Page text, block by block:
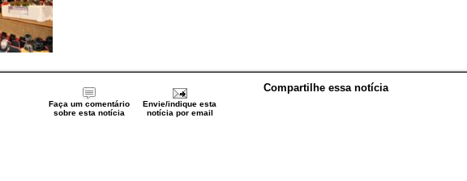
Compartilhe essa notícia
Faça um comentário
sobre esta notícia
Envie/indique esta
notícia por email